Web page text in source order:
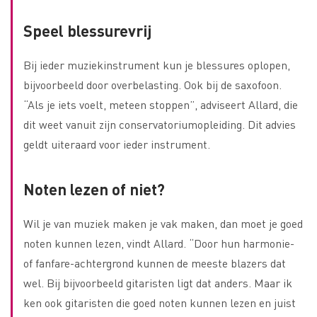
Speel blessurevrij
Bij ieder muziekinstrument kun je blessures oplopen,
bijvoorbeeld door overbelasting. Ook bij de saxofoon.
“Als je iets voelt, meteen stoppen”, adviseert Allard, die
dit weet vanuit zijn conservatoriumopleiding. Dit advies
geldt uiteraard voor ieder instrument.
Noten lezen of niet?
Wil je van muziek maken je vak maken, dan moet je goed
noten kunnen lezen, vindt Allard. “Door hun harmonie-
of fanfare-achtergrond kunnen de meeste blazers dat
wel. Bij bijvoorbeeld gitaristen ligt dat anders. Maar ik
ken ook gitaristen die goed noten kunnen lezen en juist